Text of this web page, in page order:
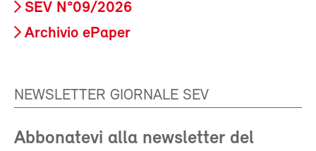
SEV N°09/2026
Archivio ePaper
NEWSLETTER GIORNALE SEV
Abbonatevi alla newsletter del